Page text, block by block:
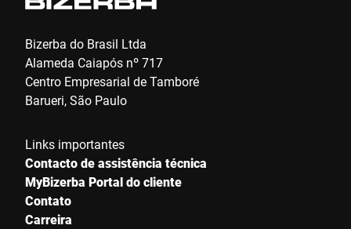
Bizerba do Brasil Ltda
Alameda Caiapós nº 717
Centro Empresarial de Tamboré
Barueri, São Paulo
Links importantes
Contacto de assistência técnica
MyBizerba Portal do cliente
Contato
Carreira